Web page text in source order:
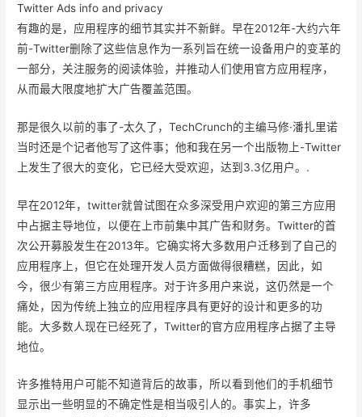
Twitter Ads info and privacy
有趣的是，应用程序的细节其实并不新鲜。早在2012年-大约六年
前-Twitter删除了这些信息作为一系列旨在统一设备用户的变革的
一部分，关注服务的阅读体验，并推动人们使用官方应用程序，
从而最大限度地扩大广告覆盖范围。
那是很久以前的事了-太久了，TechCrunch的主编马修·潘扎里诺
当时还是个记者他写了这件事；他和我在另一个出版物上-Twitter
上发生了很大的变化，它已经大受欢迎，达到3.3亿用户。.
早在2012年，twitter就曾试图在众多深受用户欢迎的第三方应用
中占据主导地位，以便在上市前集中其广告和财务。Twitter的首
次公开募股发生在2013年。它确实将大多数用户迁移到了自己的
应用程序上，但它在处理开发人员方面做得很糟糕，因此，如
今，很少有第三方应用程序。对于许多用户来说，这仍然是一个
痛处，因为传统上独立的应用程序具有更好的设计和更多的功
能。大多数人现在已经死了，Twitter的官方应用程序占据了主导
地位。
许多推特用户可能不知道背后的故事，所以看到他们的手机细节
显示出一些明显的不确定性是相当吸引人的。事实上，许多